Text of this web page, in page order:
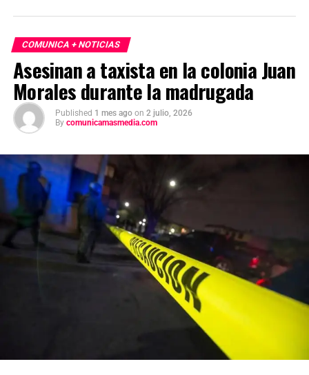
madrugada. Personal de la Fiscalía y del Servicio Médico
Forense realizó el levantamiento del cuerpo e inició la
carpeta de investigación correspondiente para esclarecer
este homicidio.
COMUNICA + NOTICIAS
Asesinan a taxista en la colonia Juan
Morales durante la madrugada
Published 1 mes ago on 2 julio, 2026
By comunicamasmedia.com